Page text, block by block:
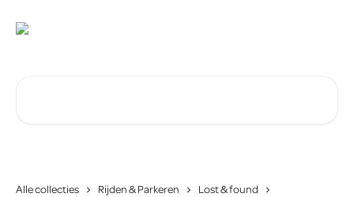
Alle collecties Rijden & Parkeren
Lost & found